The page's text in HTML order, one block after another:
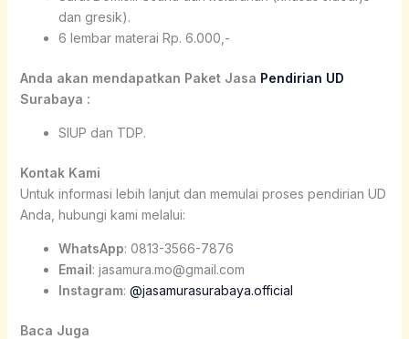
dan gresik).
6 lembar materai Rp. 6.000,-
Anda akan mendapatkan Paket Jasa Pendirian UD
Surabaya :
SIUP dan TDP.
Kontak Kami
Untuk informasi lebih lanjut dan memulai proses pendirian UD
Anda, hubungi kami melalui:
WhatsApp: 0813-3566-7876
Email: jasamura.mo@gmail.com
Instagram: @jasamurasurabaya.official
Baca Juga